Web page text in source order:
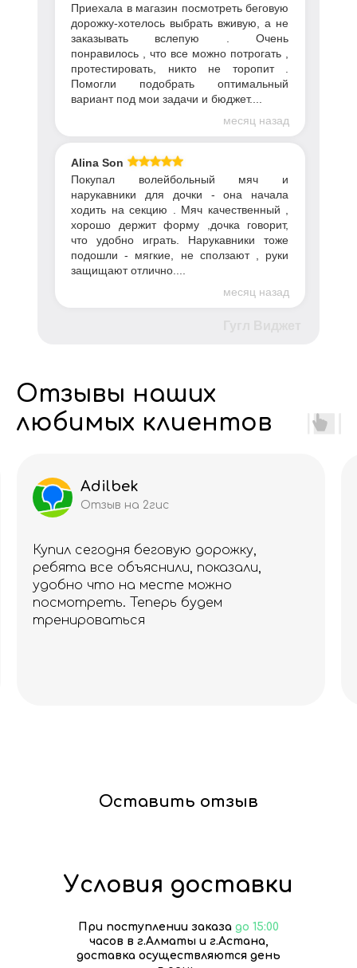
Приехала в магазин посмотреть беговую
дорожку-хотелось выбрать вживую, а не
заказывать вслепую . Очень
понравилось , что все можно потрогать ,
протестировать, никто не торопит .
Помогли подобрать оптимальный
вариант под мои задачи и бюджет....
месяц назад
Alina Son
Покупал волейбольный мяч и
нарукавники для дочки - она начала
ходить на секцию . Мяч качественный ,
хорошо держит форму ,дочка говорит,
что удобно играть. Нарукавники тоже
подошли - мягкие, не сползают , руки
защищают отлично....
месяц назад
Отзывы наших
любимых клиентов
Adilbek
Отзыв на 2гис
Купил сегодня беговую дорожку,
ребята все объяснили, показали,
удобно что на месте можно
посмотреть. Теперь будем
тренироваться
Оставить отзыв
При поступлении заказа до 15:00
часов в г.Алматы и г.Астана,
доставка осуществляются день
Условия доставки